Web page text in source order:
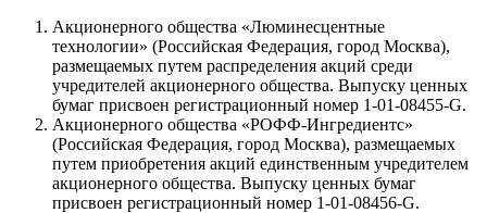
Акционерного общества «Люминесцентные
технологии» (Российская Федерация, город Москва),
размещаемых путем распределения акций среди
учредителей акционерного общества. Выпуску ценных
бумаг присвоен регистрационный номер 1-01-08455-G.
Акционерного общества «РОФФ-Ингредиентс»
(Российская Федерация, город Москва), размещаемых
путем приобретения акций единственным учредителем
акционерного общества. Выпуску ценных бумаг
присвоен регистрационный номер 1-01-08456-G.